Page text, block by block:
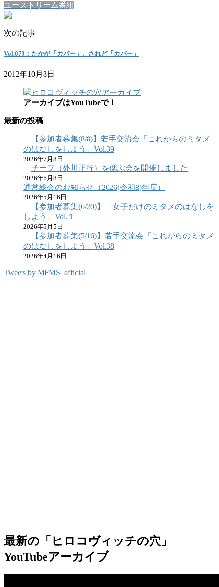
ユーストリーム番組
次の記事
Vol.079：たかが「カバー」、されど「カバー」
2012年10月8日
アーカイブはYouTubeで！
最新の投稿
【参加者募集(8/8)】若手交流会「これからのミタメ
のはなしをしよう」Vol.39
2026年7月8日
チーフ（外川正行）を偲ぶ会を開催しました
2026年6月8日
通常総会のお知らせ（2026(令和8)年度）
2026年5月16日
【参加者募集(6/20)】「女子だけのミタメのはなしを
しよう」Vol.１
2026年5月5日
【参加者募集(5/16)】若手交流会「これからのミタメ
のはなしをしよう」Vol.38
2026年4月16日
Tweets by MFMS_official
最新の「ヒロコヴィッチの穴」
YouTubeアーカイブ